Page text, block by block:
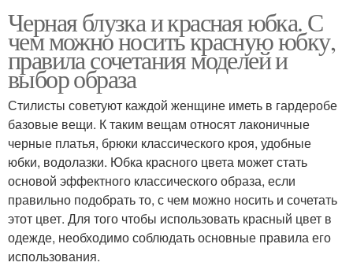
Черная блузка и красная юбка. С
чем можно носить красную юбку,
правила сочетания моделей и
выбор образа
Стилисты советуют каждой женщине иметь в гардеробе
базовые вещи. К таким вещам относят лаконичные
черные платья, брюки классического кроя, удобные
юбки, водолазки. Юбка красного цвета может стать
основой эффектного классического образа, если
правильно подобрать то, с чем можно носить и сочетать
этот цвет. Для того чтобы использовать красный цвет в
одежде, необходимо соблюдать основные правила его
использования.